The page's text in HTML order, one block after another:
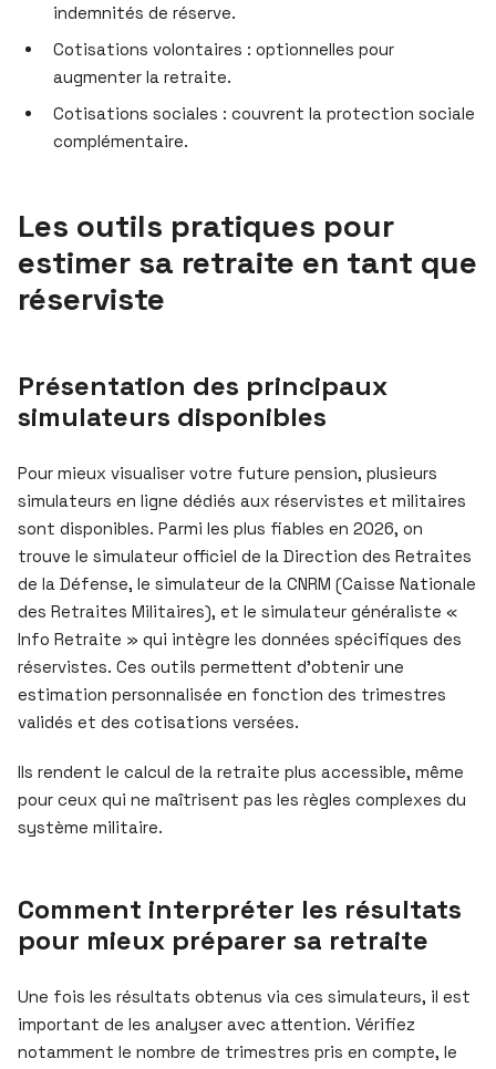
indemnités de réserve.
Cotisations volontaires : optionnelles pour
augmenter la retraite.
Cotisations sociales : couvrent la protection sociale
complémentaire.
Les outils pratiques pour
estimer sa retraite en tant que
réserviste
Présentation des principaux
simulateurs disponibles
Pour mieux visualiser votre future pension, plusieurs
simulateurs en ligne dédiés aux réservistes et militaires
sont disponibles. Parmi les plus fiables en 2026, on
trouve le simulateur officiel de la Direction des Retraites
de la Défense, le simulateur de la CNRM (Caisse Nationale
des Retraites Militaires), et le simulateur généraliste «
Info Retraite » qui intègre les données spécifiques des
réservistes. Ces outils permettent d’obtenir une
estimation personnalisée en fonction des trimestres
validés et des cotisations versées.
Ils rendent le calcul de la retraite plus accessible, même
pour ceux qui ne maîtrisent pas les règles complexes du
système militaire.
Comment interpréter les résultats
pour mieux préparer sa retraite
Une fois les résultats obtenus via ces simulateurs, il est
important de les analyser avec attention. Vérifiez
notamment le nombre de trimestres pris en compte, le